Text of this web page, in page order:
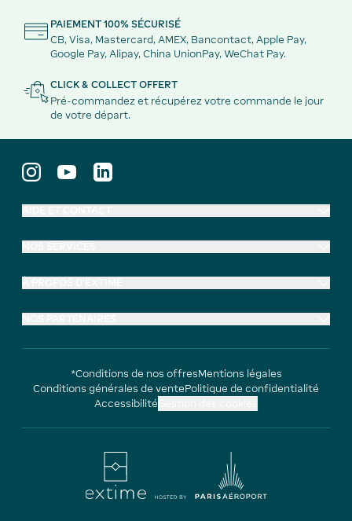
PAIEMENT 100% SÉCURISÉ
CB, Visa, Mastercard, AMEX, Bancontact, Apple Pay,
Google Pay, Alipay, China UnionPay, WeChat Pay.
CLICK & COLLECT OFFERT
Pré-commandez et récupérez votre commande le jour
de votre départ.
*Conditions de nos offresMentions légales
Conditions générales de ventePolitique de confidentialité
Accessibilité